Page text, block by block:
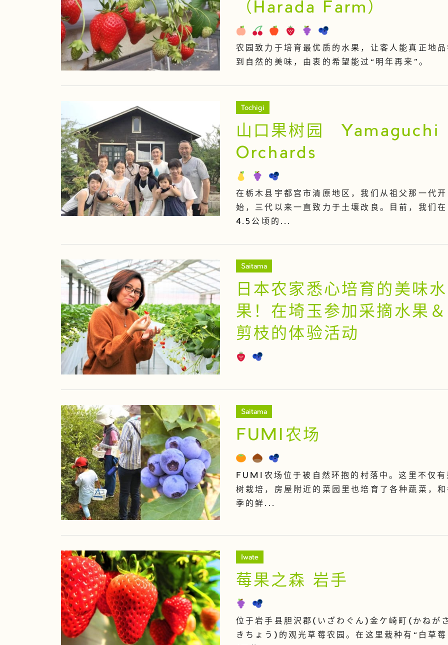
（Harada Farm）
农园致力于培育最优质的水果，让客人能真正地
到自然的美味，由衷的希望能过“明年再来”。
Tochigi
山口果树园 Yamaguchi
Orchards
在栃木县宇都宫市清原地区，我们从祖父那一代开
始，三代以来一直致力于土壤改良。目前，我们在
4.5公顷的...
Saitama
日本农家悉心培育的美味水
果！在埼玉参加采摘水果＆
剪枝的体验活动
Saitama
FUMI农场
FUMI农场位于被自然环抱的村落中。这里不仅有
树栽培，房屋附近的菜园里也培育了各种蔬菜，
季的鲜...
Iwate
莓果之森 岩手
位于岩手县胆沢郡(いざわぐん)金ケ崎町(かねが
きちょう)的观光草莓农园。在这里栽种有“白草莓